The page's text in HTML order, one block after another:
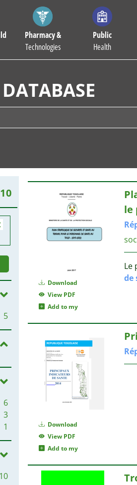
Pharmacy &
Technologies
Public
Health
10
5
6
3
1
10
Download
View PDF
Add to my
le
Le
de
Download
View PDF
Add to my